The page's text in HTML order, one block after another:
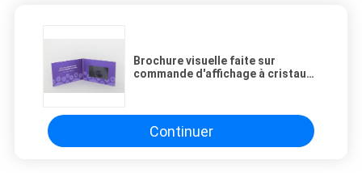
Brochure visuelle faite sur
commande d'affichage à cristaux
à cristaux liquides 4G/8G
Continuer